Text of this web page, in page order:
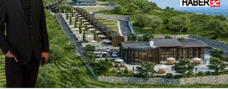
İlginç
KÜLTÜR SANAT
MAGAZİN
Oyun